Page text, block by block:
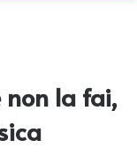
la fai,